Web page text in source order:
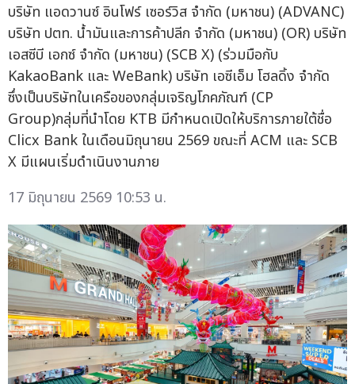
บริษัท แอดวานซ์ อินโฟร์ เซอร์วิส จำกัด (มหาชน) (ADVANC)
บริษัท ปตท. น้ำมันและการค้าปลีก จำกัด (มหาชน) (OR) บริษัท
เอสซีบี เอกซ์ จำกัด (มหาชน) (SCB X) (ร่วมมือกับ
KakaoBank และ WeBank) บริษัท เอซีเอ็ม โฮลดิ้ง จำกัด
ซึ่งเป็นบริษัทในเครือของกลุ่มเจริญโภคภัณฑ์ (CP
Group)กลุ่มที่นำโดย KTB มีกำหนดเปิดให้บริการภายใต้ชื่อ
Clicx Bank ในเดือนมิถุนายน 2569 ขณะที่ ACM และ SCB
X มีแผนเริ่มดำเนินงานภาย
17 มิถุนายน 2569 10:53 น.